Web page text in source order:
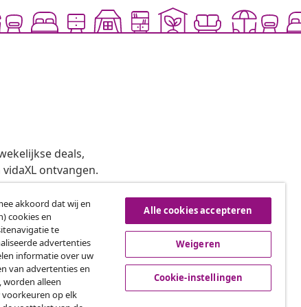
deals,
ontvangen.
Herroeping van de overeenkomst
vidaXL
akkoord dat wij en
cookies en
te
advertenties
informatie over uw
van advertenties en
worden alleen
op elk
Alle cookies accepteren
Weigeren
Cookie-instellingen